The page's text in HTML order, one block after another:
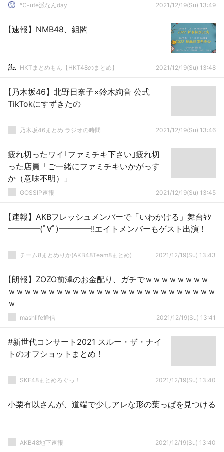
℃-ute派なんday 2021/12/19(Su) 13:49
【速報】NMB48、組閣
HKTまとめもん【HKT48のまとめ】 2021/12/19(Su) 13:48
【乃木坂46】北野日奈子×鈴木絢音 公式
TikTokにすずきたの
乃木坂46まとめ ラジオの時間 2021/12/19(Su) 13:46
疲れ切ったワイ｢ファミチキ下さい｣疲れ切
った店員「ご一緒にファミチキいかがっす
か（意味不明）」
GOSSIP速報 2021/12/19(Su) 13:45
【速報】AKBフレッシュメンバーで「いわかける」舞台ｷﾀ
━━━━(ﾟ∀ﾟ)━━━━!!エイトメンバーもゲスト出演！
チーム8まとめりか(AKB48Team8まとめ) 2021/12/19(Su) 13:43
【朗報】ZOZO前澤のお金配り、ガチでｗｗｗｗｗｗｗｗ
ｗｗｗｗｗｗｗｗｗｗｗｗｗｗｗｗｗｗｗｗｗｗｗｗｗｗ
ｗ
mashlife通信 2021/12/19(Su) 13:41
#新世代コンサート2021 スルー・ザ・ナイ
トのオフショットまとめ！
SKE48まとめろぐっ！ 2021/12/19(Su) 13:40
小栗有以さんが、道端で少しアレな形の葉っぱを見つける
AKB48地下速報 2021/12/19(Su) 13:40